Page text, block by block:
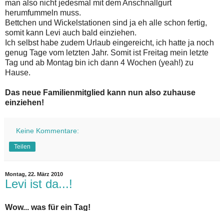
man also nicht jedesmal mit dem Anschnallgurt
herumfummeln muss.
Bettchen und Wickelstationen sind ja eh alle schon fertig,
somit kann Levi auch bald einziehen.
Ich selbst habe zudem Urlaub eingereicht, ich hatte ja noch
genug Tage vom letzten Jahr. Somit ist Freitag mein letzte
Tag und ab Montag bin ich dann 4 Wochen (yeah!) zu
Hause.
Das neue Familienmitglied kann nun also zuhause
einziehen!
Keine Kommentare:
Teilen
Montag, 22. März 2010
Levi ist da...!
Wow... was für ein Tag!